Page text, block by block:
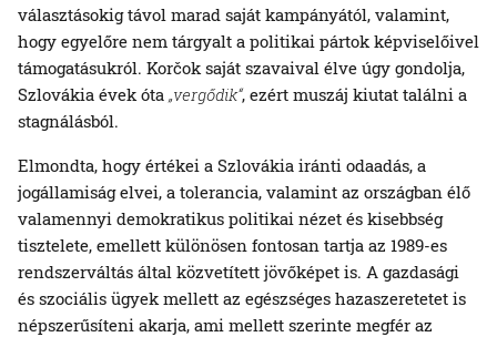
választásokig távol marad saját kampányától, valamint,
hogy egyelőre nem tárgyalt a politikai pártok képviselőivel
támogatásukról. Korčok saját szavaival élve úgy gondolja,
Szlovákia évek óta „vergődik“, ezért muszáj kiutat találni a
stagnálásból.
Elmondta, hogy értékei a Szlovákia iránti odaadás, a
jogállamiság elvei, a tolerancia, valamint az országban élő
valamennyi demokratikus politikai nézet és kisebbség
tisztelete, emellett különösen fontosan tartja az 1989-es
rendszerváltás által közvetített jövőképet is. A gazdasági
és szociális ügyek mellett az egészséges hazaszeretetet is
népszerűsíteni akarja, ami mellett szerinte megfér az